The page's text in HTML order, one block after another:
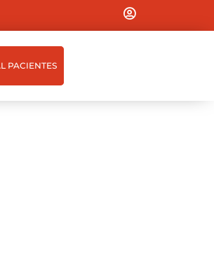
PACIENTES